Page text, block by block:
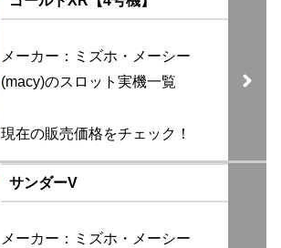
メーカー：ミズホ・メーシー
(macy)のスロット実機一覧
現在の販売価格をチェック！
サンダーV
メーカー：ミズホ・メーシー